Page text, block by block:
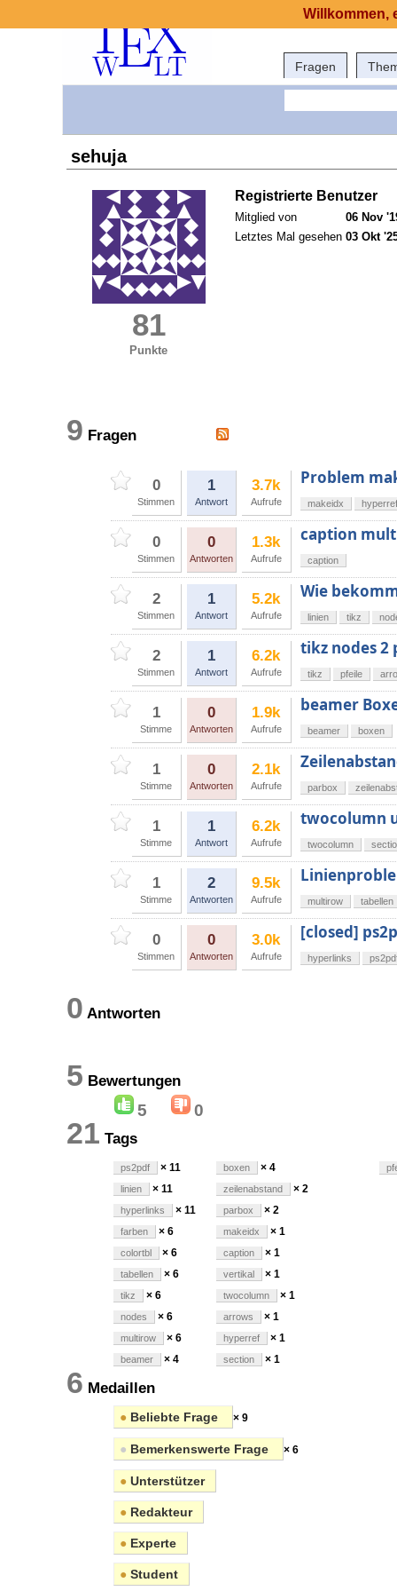
Fragen
sehuja
81
Punkte
Registrierte Benutzer
Mitglied von
06 Nov
Letztes Mal gesehen 03 Okt
9 Fragen
0
Stimmen
1
Antwort
3.7k
Aufrufe
Problem
makeidx hyperref
0
Stimmen
0
Antworten
1.3k
Aufrufe
caption
caption
2
Stimmen
1
Antwort
5.2k
Aufrufe
Wie
linien tikz
2
Stimmen
1
Antwort
6.2k
Aufrufe
tikz nodes 2
tikz pfeile
1
Stimme
0
Antworten
1.9k
Aufrufe
beamer
beamer boxen
1
Stimme
0
Antworten
2.1k
Aufrufe parbox
1
Stimme
1
Antwort
6.2k
Aufrufe
twocolumn
twocolumn
1
Stimme
2
Antworten
9.5k
Aufrufe multirow tabellen
0
Stimmen
0
Antworten
3.0k
Aufrufe
[closed]
hyperlinks
0 Antworten
5 Bewertungen
5 0
21 Tags
ps2pdf × 11
linien × 11
hyperlinks × 11
farben × 6
colortbl × 6
tabellen × 6
tikz × 6
nodes × 6
multirow × 6
beamer × 4
boxen × 4
zeilenabstand × 2
parbox × 2
makeidx × 1
caption × 1
vertikal × 1
twocolumn × 1
arrows × 1
hyperref × 1
section × 1
6 Medaillen
● Beliebte Frage × 9
● Bemerkenswerte Frage × 6
● Unterstützer
● Redakteur
● Experte
● Student
Willkommen,